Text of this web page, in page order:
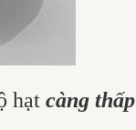
hạt càng thấp